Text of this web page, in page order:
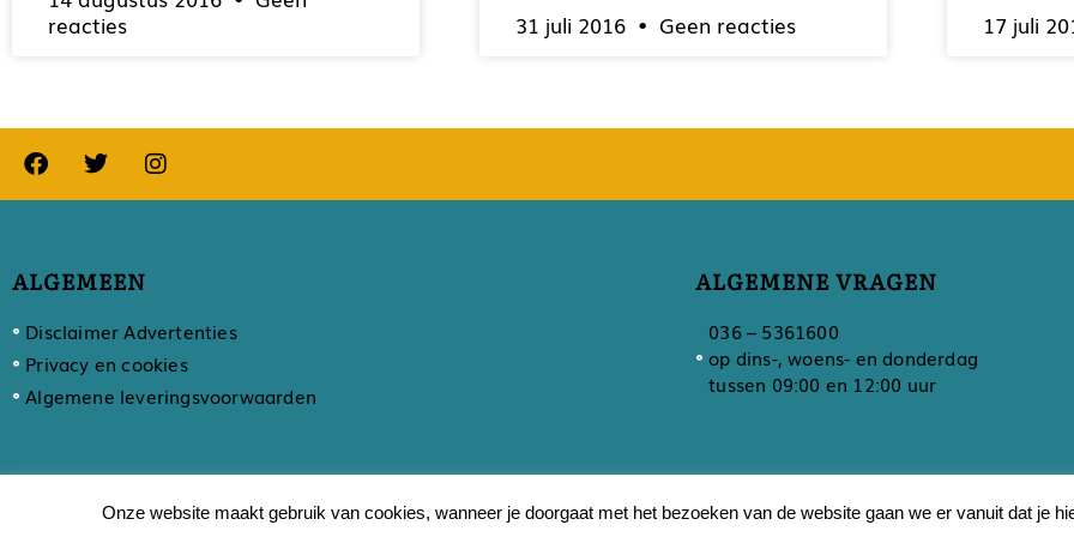
reacties
31 juli 2016 Geen reacties 17 juli
ALGEMEEN
Disclaimer Advertenties
Privacy en cookies
Algemene leveringsvoorwaarden
ALGEMENE VRAGEN
036 – 5361600
op dins-, woens- en donderdag
tussen 09:00 en 12:00 uur
Onze website maakt gebruik van cookies, wanneer je doorgaat met het bezoeken van de website gaan we er vanuit dat je